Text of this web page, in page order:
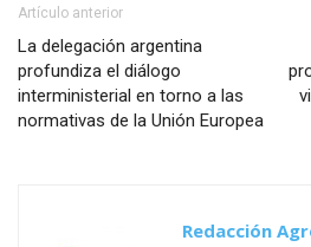
Artículo anterior
La delegación argentina
profundiza el diálogo
interministerial en torno a las
normativas de la Unión Europea
Redacción